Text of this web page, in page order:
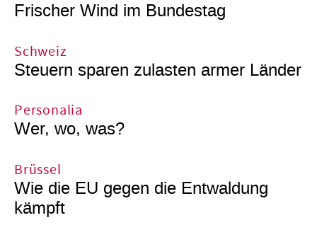
Frischer Wind im Bundestag
Schweiz
Steuern sparen zulasten armer Länder
Personalia
Wer, wo, was?
Brüssel
Wie die EU gegen die Entwaldung
kämpft